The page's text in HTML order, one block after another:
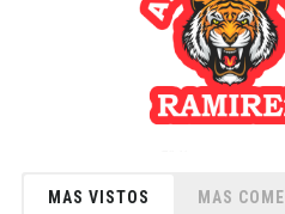
MAS VISTOS MAS